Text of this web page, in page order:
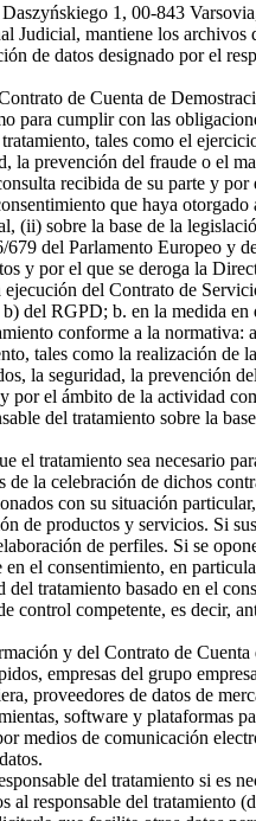
1, 00-843
mantiene los
de datos designado por el
de Cuenta de
para cumplir con las
tales como el
prevención del fraude o el
recibida de su parte y
que haya
(ii) sobre la base de la
del Parlamento Europeo y
y por el que se deroga la
ejecución del Contrato de
del RGPD; b. en la medida en
conforme a la
tales como la realización de
la seguridad, la prevención
por el ámbito de la actividad
del tratamiento sobre la
el tratamiento sea necesario
la celebración de dichos
con su situación
de productos y servicios. Si
de perfiles. Si se
en el consentimiento, en
tratamiento basado en el
control competente, es decir,
y del Contrato de Cuenta
empresas del grupo
proveedores de datos de
software y plataformas
de comunicación
del tratamiento si es
al responsable del tratamiento